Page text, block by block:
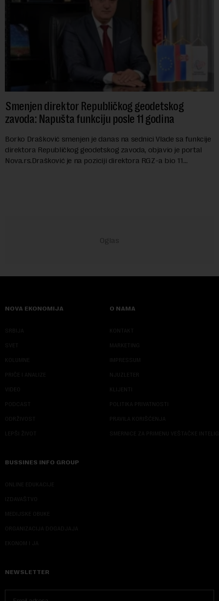
Smenjen direktor Republičkog geodetskog
zavoda: Napušta funkciju posle 11 godina
Borko Drašković smenjen je danas na sednici Vlade sa funkcije
direktora Republičkog geodetskog zavoda, objavio je portal
Nova.rs.Drašković je na poziciji direktora RGZ-a bio 11
NOVA EKONOMIJA
SRBIJA
SVET
KOLUMNE
PRIČE I ANALIZE
VIDEO
PODCAST
ODRŽIVOST
LEPŠI ŽIVOT
O NAMA
KONTAKT
MARKETING
IMPRESSUM
NJUZLETER
KLIJENTI
POLITIKA PRIVATNOSTI
PRAVILA KORIŠĆENJA
SMERNICE ZA PRIMENU VEŠTAČKE
BUSSINES INFO GROUP
ONLINE EDUKACIJE
IZDAVAŠTVO
MEDIJSKE OBUKE
ORGANIZACIJA DOGADJAJA
EKONOM I JA
NEWSLETTER